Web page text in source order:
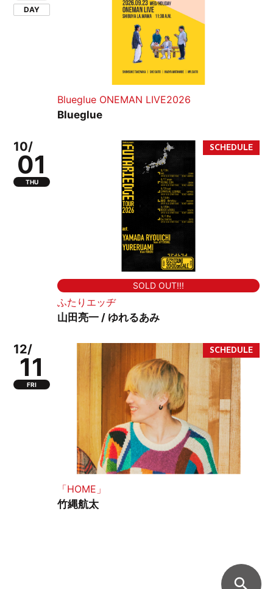
DAY
Blueglue ONEMAN LIVE2026
Blueglue
10/
01
THU
SOLD OUT!!!
ふたりエッヂ
山田亮一 / ゆれるあみ
12/
11
FRI
「HOME」
竹縄航太
search